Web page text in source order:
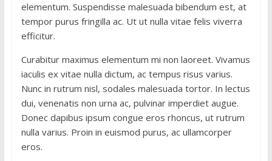
elementum. Suspendisse malesuada bibendum est, at
tempor purus fringilla ac. Ut ut nulla vitae felis viverra
efficitur.
Curabitur maximus elementum mi non laoreet. Vivamus
iaculis ex vitae nulla dictum, ac tempus risus varius.
Nunc in rutrum nisl, sodales malesuada tortor. In lectus
dui, venenatis non urna ac, pulvinar imperdiet augue.
Donec dapibus ipsum congue eros rhoncus, ut rutrum
nulla varius. Proin in euismod purus, ac ullamcorper
eros.